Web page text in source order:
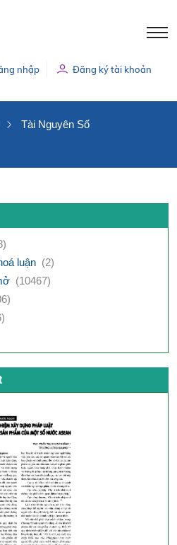
nhập Đăng ký tài khoản
Tài Nguyên Số
luận (2)
(10467)